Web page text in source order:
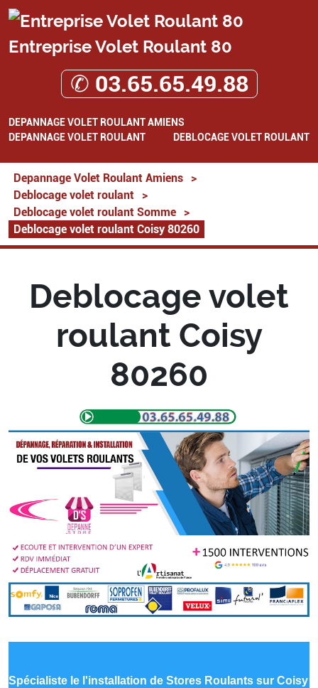
Entreprise Volet Roulant 80
✆ 03.65.65.49.88
DEPANNAGE VOLET ROULANT AMIENS
DEPANNAGE VOLET ROULANT
DEBLOCAGE VOLET ROULANT
Depannage Volet Roulant Amiens
>
Deblocage volet roulant
>
Deblocage volet roulant Somme
>
Deblocage volet roulant Coisy 80260
Deblocage volet
roulant Coisy
80260
Spécialiste le l'installation de Stores Roulants sur Coisy